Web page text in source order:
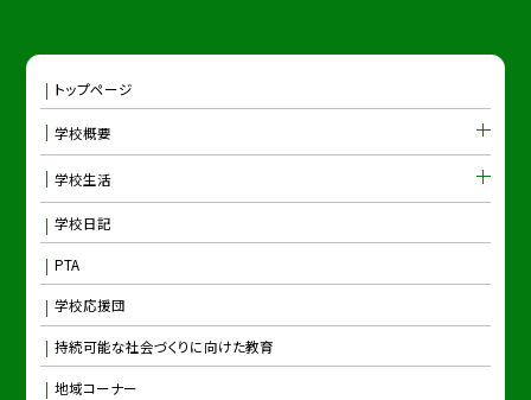
トップページ
学校概要
学校生活
学校日記
PTA
学校応援団
持続可能な社会づくりに向けた教育
地域コーナー